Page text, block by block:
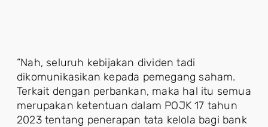
“Nah, seluruh kebijakan dividen tadi
dikomunikasikan kepada pemegang saham.
Terkait dengan perbankan, maka hal itu semua
merupakan ketentuan dalam POJK 17 tahun
2023 tentang penerapan tata kelola bagi bank